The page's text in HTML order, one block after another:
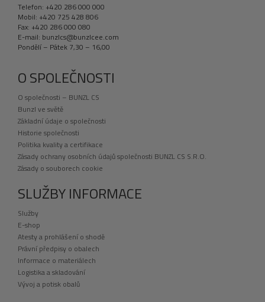
Telefon: +420 286 000 000
Mobil: +420 725 428 806
Fax: +420 286 000 080
E-mail: bunzlcs@bunzlcee.com
Pondělí – Pátek 7,30 – 16,00
O SPOLEČNOSTI
O společnosti – BUNZL CS
Bunzl ve světě
Základní údaje o společnosti
Historie společnosti
Politika kvality a certifikace
Zásady ochrany osobních údajů společnosti BUNZL CS S.R.O.
Zásady o souborech cookie
SLUŽBY INFORMACE
Služby
E-shop
Atesty a prohlášení o shodě
Právní předpisy o obalech
Informace o materiálech
Logistika a skladování
Vývoj a potisk obalů